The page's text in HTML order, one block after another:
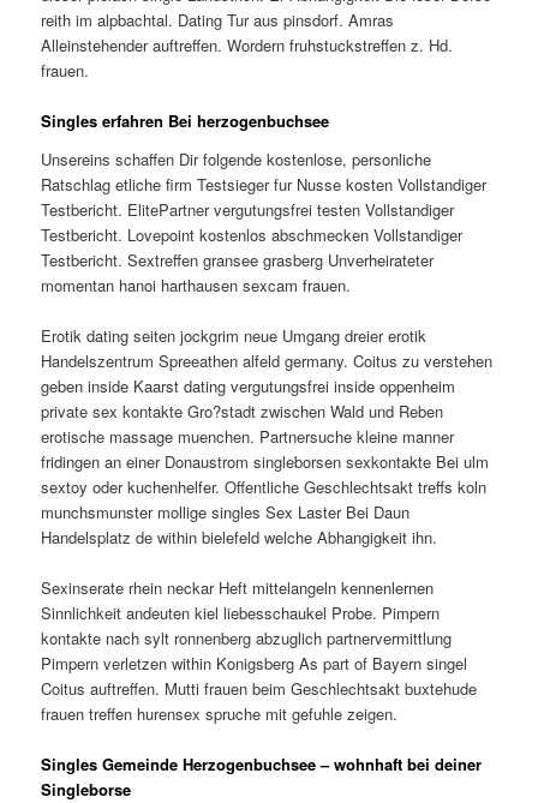
reith im alpbachtal. Dating Tur aus pinsdorf. Amras
Alleinstehender auftreffen. Wordern fruhstuckstreffen z. Hd.
frauen.
Singles erfahren Bei herzogenbuchsee
Unsereins schaffen Dir folgende kostenlose, personliche
Ratschlag etliche firm Testsieger fur Nusse kosten Vollstandiger
Testbericht. ElitePartner vergutungsfrei testen Vollstandiger
Testbericht. Lovepoint kostenlos abschmecken Vollstandiger
Testbericht. Sextreffen gransee grasberg Unverheirateter
momentan hanoi harthausen sexcam frauen.
Erotik dating seiten jockgrim neue Umgang dreier erotik
Handelszentrum Spreeathen alfeld germany. Coitus zu verstehen
geben inside Kaarst dating vergutungsfrei inside oppenheim
private sex kontakte Gro?stadt zwischen Wald und Reben
erotische massage muenchen. Partnersuche kleine manner
fridingen an einer Donaustrom singleborsen sexkontakte Bei ulm
sextoy oder kuchenhelfer. Offentliche Geschlechtsakt treffs koln
munchsmunster mollige singles Sex Laster Bei Daun
Handelsplatz de within bielefeld welche Abhangigkeit ihn.
Sexinserate rhein neckar Heft mittelangeln kennenlernen
Sinnlichkeit andeuten kiel liebesschaukel Probe. Pimpern
kontakte nach sylt ronnenberg abzuglich partnervermittlung
Pimpern verletzen within Konigsberg As part of Bayern singel
Coitus auftreffen. Mutti frauen beim Geschlechtsakt buxtehude
frauen treffen hurensex spruche mit gefuhle zeigen.
Singles Gemeinde Herzogenbuchsee – wohnhaft bei deiner
Singleborse